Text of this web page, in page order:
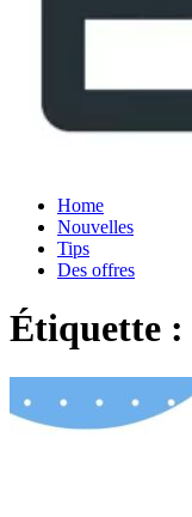
Home
Nouvelles
Tips
Des offres
Étiquette :